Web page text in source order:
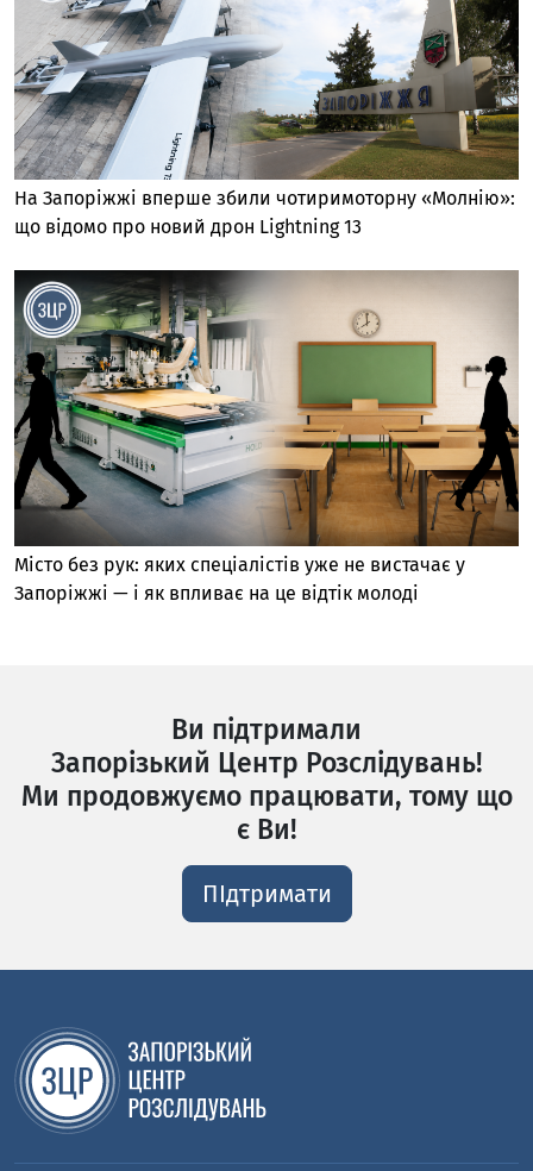
На Запоріжжі вперше збили чотиримоторну «Молнію»:
що відомо про новий дрон Lightning 13
Місто без рук: яких спеціалістів уже не вистачає у
Запоріжжі — і як впливає на це відтік молоді
Ви підтримали
Запорізький Центр Розслідувань!
Ми продовжуємо працювати, тому що
є Ви!
ПІдтримати